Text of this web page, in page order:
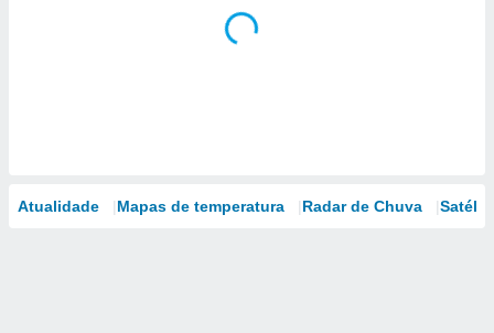
Atualidade Mapas de temperatura Radar de Chuva